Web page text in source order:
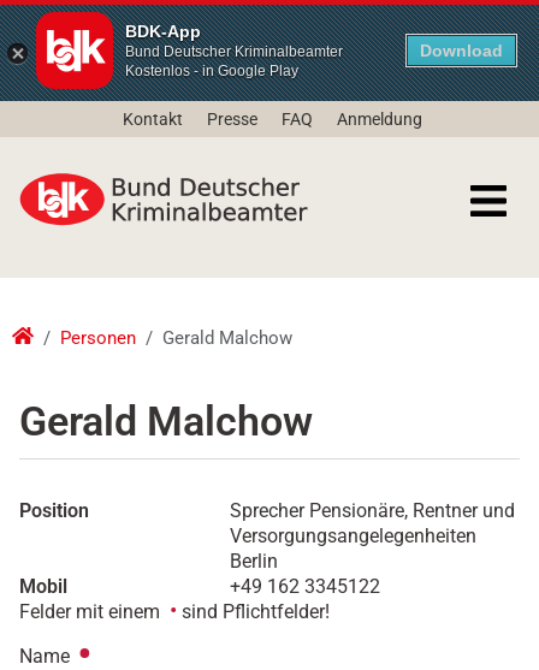
BDK-App
Bund Deutscher Kriminalbeamter
Kostenlos - in Google Play
Download
Kontakt Presse FAQ Anmeldung
Personen Gerald Malchow
Gerald Malchow
Position
Sprecher Pensionäre, Rentner und
Versorgungsangelegenheiten
Berlin
Mobil
+49 162 3345122
Felder mit einem
sind Pflichtfelder!
Name